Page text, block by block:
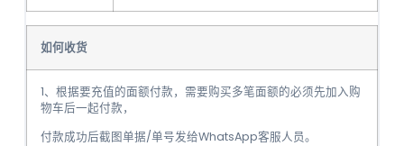
如何收货
1、根据要充值的面额付款，需要购买多笔面额的必须先加入购
物车后一起付款，
付款成功后截图单据/单号发给WhatsApp客服人员。